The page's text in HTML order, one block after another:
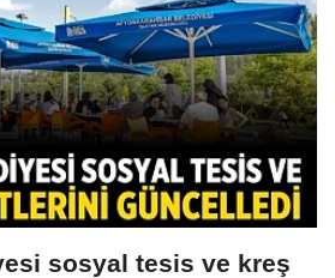
sosyal tesis ve kreş